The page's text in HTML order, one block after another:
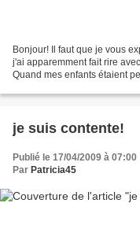
Bonjour! Il faut que je vous
j'ai apparemment fait rire
Quand mes enfants étaient
je suis contente!
Publié le 17/04/2009 à 07:00
Par Patricia45